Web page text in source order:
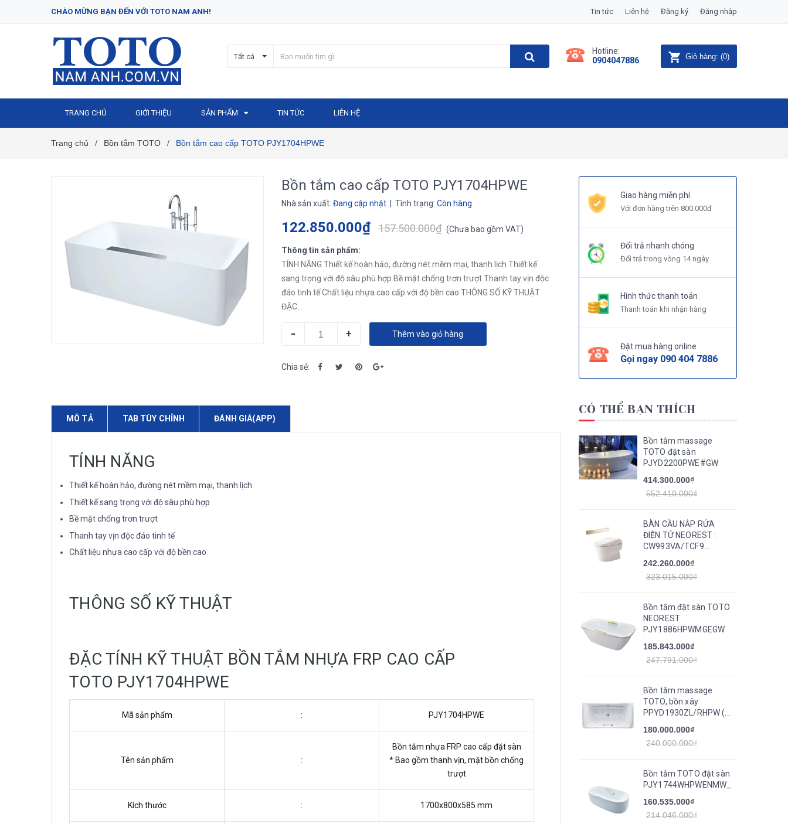
CHÀO MỪNG BẠN ĐẾN VỚI TOTO NAM ANH! Tin tức Liên hệ Đăng ký Đăng nhập
Tất cả
Hotline:
0904047886
Giỏ hàng: (0)
TRANG CHỦ GIỚI THIỆU SẢN PHẨM TIN TỨC LIÊN HỆ
Trang chủ / Bồn tắm TOTO / Bồn tắm cao cấp TOTO PJY1704HPWE
Bồn tắm cao cấp TOTO PJY1704HPWE
Nhà sản xuất: Đang cập nhật | Tình trạng: Còn hàng
122.850.000₫ 157.500.000₫ (Chưa bao gồm VAT)
Thông tin sản phẩm:
TÍNH NĂNG Thiết kế hoàn hảo, đường nét mềm mại, thanh lịch Thiết kế
sang trọng với độ sâu phù hợp Bề mặt chống trơn trượt Thanh tay vịn độc
đáo tinh tế Chất liệu nhựa cao cấp với độ bền cao THÔNG SỐ KỸ THUẬT
ĐẶC...
- + Thêm vào giỏ hàng
Chia sẻ:
MÔ TẢ TAB TÙY CHỈNH ĐÁNH GIÁ(APP)
TÍNH NĂNG
Thiết kế hoàn hảo, đường nét mềm mại, thanh lịch
Thiết kế sang trọng với độ sâu phù hợp
Bề mặt chống trơn trượt
Thanh tay vịn độc đáo tinh tế
Chất liệu nhựa cao cấp với độ bền cao
THÔNG SỐ KỸ THUẬT
ĐẶC TÍNH KỸ THUẬT BỒN TẮM NHỰA FRP CAO CẤP
TOTO PJY1704HPWE
Mã sản phẩm : PJY1704HPWE
Tên sản phẩm :
Bồn tắm nhựa FRP cao cấp đặt sàn
* Bao gồm thanh vịn, mặt bồn chống
trượt
Kích thước : 1700x800x585 mm
Giao hàng miễn phí
Với đơn hàng trên 800.000đ
Đổi trả nhanh chóng
Đổi trả trong vòng 14 ngày
Hình thức thanh toán
Thanh toán khi nhận hàng
Đặt mua hàng online
Gọi ngay 090 404 7886
CÓ THỂ BẠN THÍCH
Bồn tắm massage
TOTO đặt sàn
PJYD2200PWE#GW
414.300.000₫
552.410.000₫
BÀN CẦU NẮP RỬA
ĐIỆN TỬ NEOREST :
CW993VA/TCF9...
242.260.000₫
323.015.000₫
Bồn tắm đặt sàn TOTO
NEOREST
PJY1886HPWMGEGW
185.843.000₫
247.791.000₫
Bồn tắm massage
TOTO, bồn xây
PPYD1930ZL/RHPW (...
180.000.000₫
240.000.000₫
Bồn tắm TOTO đặt sàn
PJY1744WHPWENMW_TVBF412
160.535.000₫
214.046.000₫